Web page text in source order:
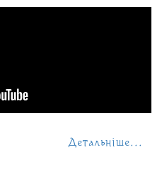
Детальніше...